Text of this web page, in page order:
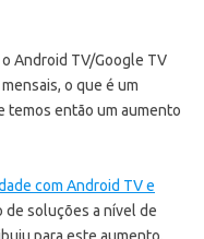
Android TV/Google TV
o que é um
temos então um aumento
com Android TV e
de soluções a nível de